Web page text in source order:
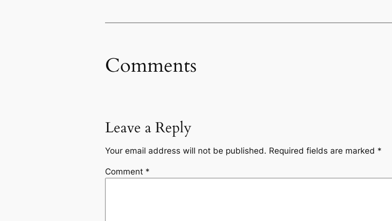
Comments
Leave a Reply
Your email address will not be published. Required fields are marked *
Comment *